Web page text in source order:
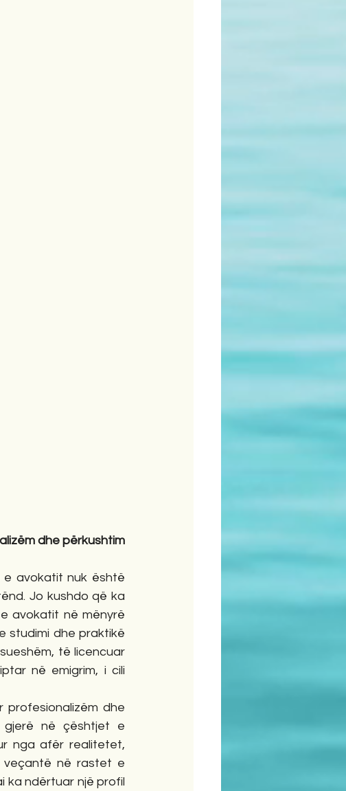
dhe përkushtim
e avokatit nuk është
Jo kushdo që ka
avokatit në mënyrë
studimi dhe praktikë
të licencuar
në emigrim, i cili
profesionalizëm dhe
në çështjet e
nga afër realitetet,
veçantë në rastet e
ka ndërtuar një profil